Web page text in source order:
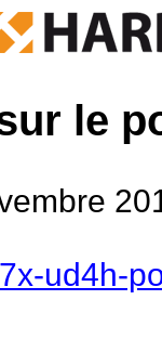
le
ud4h-